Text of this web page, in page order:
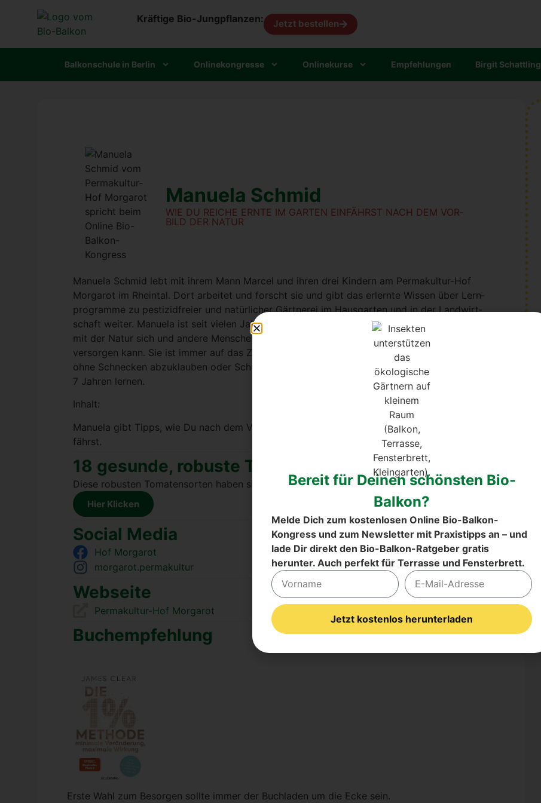
Kräftige Bio-Jungpflanzen: Jetzt bestellen
Bal­kon­schu­le in Ber­lin Online­kon­gres­se Online­kur­se Emp­feh­lun­gen Bir­git Schatt­ling
Manue­la Schmid
WIE DU REI­CHE ERN­TE IM GAR­TEN EIN­FÄHRST NACH DEM VOR­
BILD DER NATUR
Manue­la Schmid lebt mit ihrem Mann Mar­cel und ihren drei Kin­dern am Per­ma­kul­tur-Hof
Mor­ga­rot im Rhein­tal. Dort arbei­tet und forscht sie und gibt das erlern­te Wis­sen über Lern­
pro­gram­me zu pes­ti­zid­frei­er und natür­li­cher Gärt­ne­rei im Haus­gar­ten und in der Land­wirt­
schaft wei­ter. Manue­la ist seit vie­len Jah­ren am Ler­nen von der Natur, wie sie zusam­men
mit der Natur sich und ande­re Men­schen mit gesun­dem Gemü­se, Obst, Kräu­ter und Bee­ren
ver­sor­gen kann. Sie ist immer auf das Ziel kon­zen­triert: Mit der Natur zu gärt­nern, und zwar
ohne Schne­cken abzu­klau­ben oder Schutz­net­ze zu span­nen. All dies durf­te sie in inten­si­ven
7 Jah­ren ler­nen.
Inhalt:
Manue­la gibt Tipps, wie Du nach dem Vor­bild der Natur rei­che Ern­te auf dem Bal­kon ein­
fährst.
18 gesun­de, robus­te Toma­ten­sor­ten
Die­se robus­ten Toma­ten­sor­ten haben sich bei Manue­la bewährt. Manue­la geizt kaum aus.
Hier Kli­cken
Social Media
Hof Mor­ga­rot
morgarot.permakultur
Web­sei­te
Per­ma­kul­tur-Hof Mor­ga­rot
Buch­emp­feh­lung
Ers­te Wahl zum Besor­gen soll­te immer der Buch­la­den um die Ecke sein.
Bereit für Deinen schönsten Bio-
Balkon?
Melde Dich zum kostenlosen Online Bio-Balkon-
Kongress und zum Newsletter mit Praxistipps an – und
lade Dir direkt den Bio-Balkon-Ratgeber gratis
herunter. Auch perfekt für Terrasse und Fensterbrett.
Jetzt kostenlos herunterladen